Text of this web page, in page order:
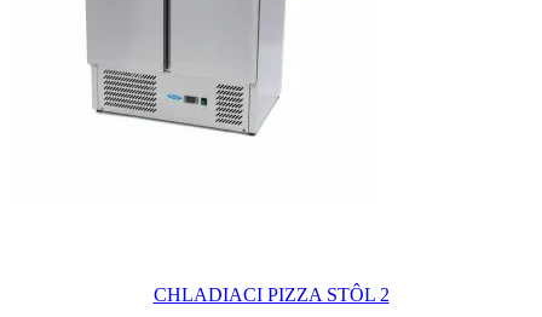
CHLADIACI PIZZA STÔL 2